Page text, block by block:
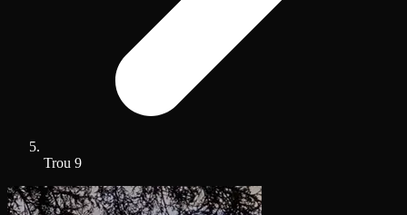
Trou 9